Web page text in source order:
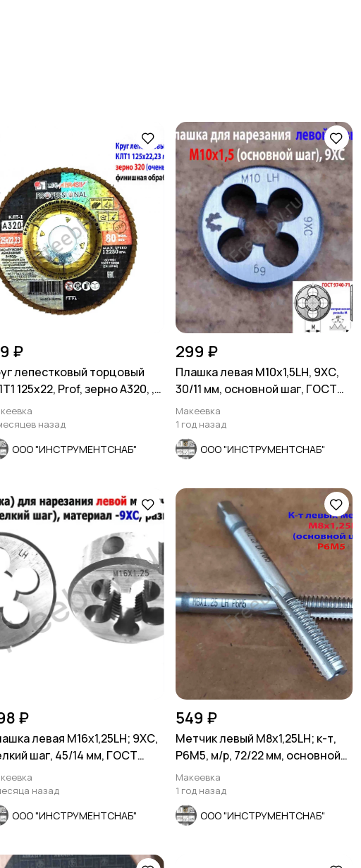
₽
лепестковый торцовый
125х22, Prof, зерно А320, ,
полир.
назад
ООО "ИНСТРУМЕНТСНАБ"
299 ₽
Плашка левая М10х1,5LH, 9ХС,
30/11 мм, основной шаг, ГОСТ
9740-71
Макеевка
1 год назад
ООО "ИНСТРУМЕНТСНАБ"
₽
левая М16х1,25LH; 9ХС,
шаг, 45/14 мм, ГОСТ
71.
назад
ООО "ИНСТРУМЕНТСНАБ"
549 ₽
Метчик левый М8х1,25LH; к-т,
Р6М5, м/р, 72/22 мм, основной
шаг.
Макеевка
1 год назад
ООО "ИНСТРУМЕНТСНАБ"